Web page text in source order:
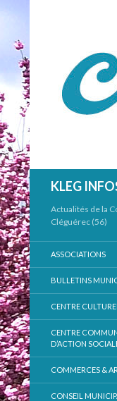
KLEG
Actualités de la
Cléguérec (56)
ASSOCIATIONS
BULLETINS
CENTRE
CENTRE
D’ACTION
COMMERCES &
CONSEIL